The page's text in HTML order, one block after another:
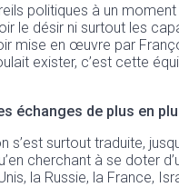
politiques à un
le désir ni surtout les
mise en œuvre par
exister, c’est cette
échanges de plus en
s’est surtout traduite,
cherchant à se doter
la Russie, la France,